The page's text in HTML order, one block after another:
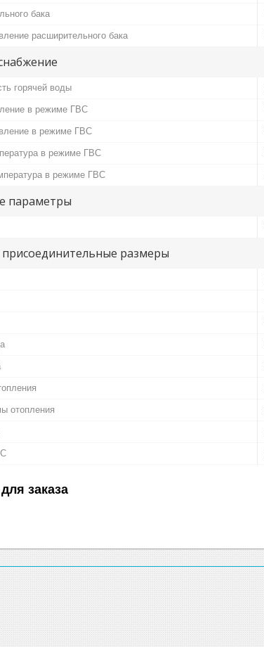
бака
расширительного бака
горячей воды
в режиме ГВС
в режиме ГВС
в режиме ГВС
в режиме ГВС
параметры
размеры
отопления
заказа